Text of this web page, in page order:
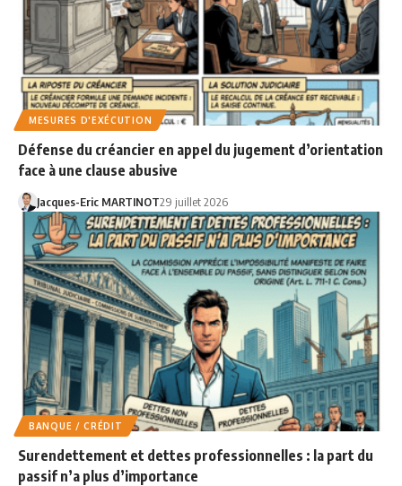
MESURES D'EXÉCUTION
Défense du créancier en appel du jugement d’orientation
face à une clause abusive
Jacques-Eric MARTINOT29 juillet 2026
BANQUE / CRÉDIT
Surendettement et dettes professionnelles : la part du
passif n’a plus d’importance